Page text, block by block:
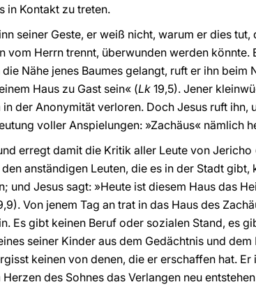
in Kontakt zu treten.
seiner Geste, er weiß nicht, warum er dies
vom Herrn trennt, überwunden werden könnte.
Nähe jenes Baumes gelangt, ruft er ihn beim
Haus zu Gast sein« (Lk 19,5). Jener
der Anonymität verloren. Doch Jesus ruft ihn,
voller Anspielungen: »Zachäus« nämlich
erregt damit die Kritik aller Leute von
anständigen Leuten, die es in der Stadt gibt,
und Jesus sagt: »Heute ist diesem Haus das
Von jenem Tag an trat in das Haus des
Es gibt keinen Beruf oder sozialen Stand, es
seiner Kinder aus dem Gedächtnis und
keinen von denen, die er erschaffen hat. Er
des Sohnes das Verlangen neu